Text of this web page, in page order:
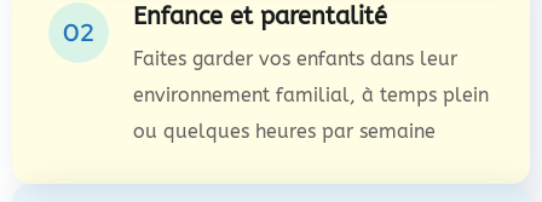
02
Enfance et parentalité
Faites garder vos enfants dans leur
environnement familial, à temps plein
ou quelques heures par semaine